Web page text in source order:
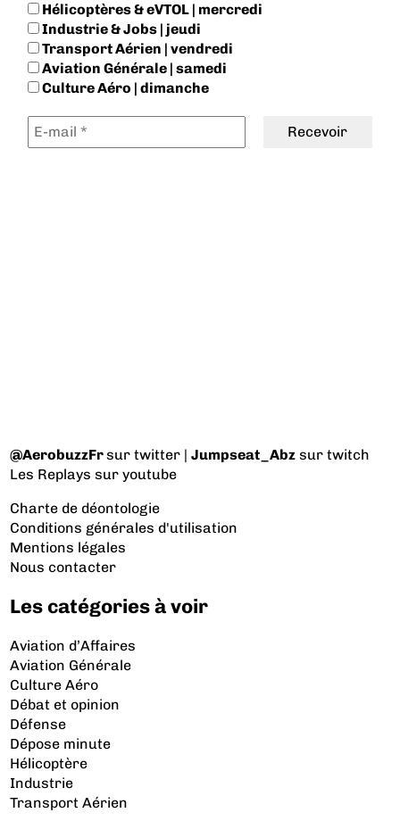
Hélicoptères & eVTOL | mercredi
Industrie & Jobs | jeudi
Transport Aérien | vendredi
Aviation Générale | samedi
Culture Aéro | dimanche
@AerobuzzFrsur twitter |Jumpseat_Abz sur twitch
Les Replays sur youtube
Charte de déontologie
Conditions générales d'utilisation
Mentions légales
Nous contacter
Les catégories à voir
Aviation d’Affaires
Aviation Générale
Culture Aéro
Débat et opinion
Défense
Dépose minute
Hélicoptère
Industrie
Transport Aérien